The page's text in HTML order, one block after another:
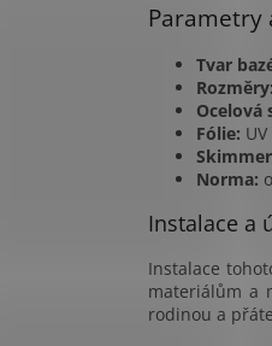
Parametry
Tvar
Rozměry:
Ocelová
Fólie:
Norma:
Instalace a
Instalace
materiálům a
rodinou a